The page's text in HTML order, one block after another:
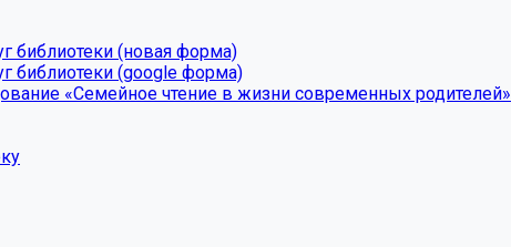
библиотеки (новая форма)
библиотеки (google форма)
«Семейное чтение в жизни современных родителей»